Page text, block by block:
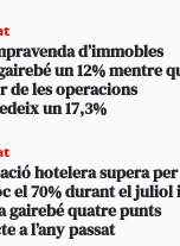
d’immobles
un 12% mentre
de les operacions
un 17,3%
hotelera supera per
el 70% durant el juliol i
gairebé quatre punts
a l’any passat